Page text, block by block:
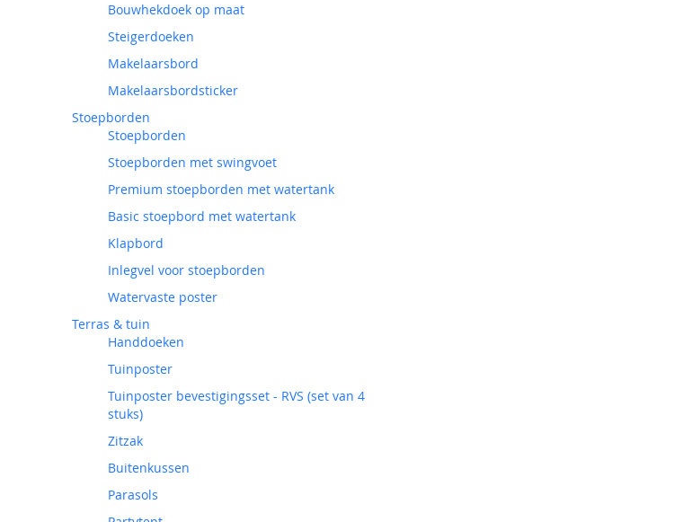
Bouwhekdoek op maat
Steigerdoeken
Makelaarsbord
Makelaarsbordsticker
Stoepborden
Stoepborden
Stoepborden met swingvoet
Premium stoepborden met watertank
Basic stoepbord met watertank
Klapbord
Inlegvel voor stoepborden
Watervaste poster
Terras & tuin
Handdoeken
Tuinposter
Tuinposter bevestigingsset - RVS (set van 4
stuks)
Zitzak
Buitenkussen
Parasols